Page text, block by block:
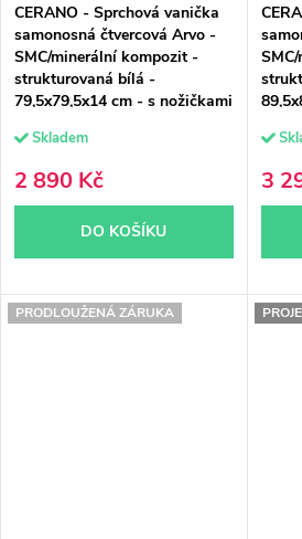
CERANO - Sprchová vanička
samonosná čtvercová Arvo -
SMC/minerální kompozit -
strukturovaná bílá -
79,5x79,5x14 cm - s nožičkami
Skladem
2 890 Kč
DO KOŠÍKU
3
PRODLOUŽENÁ ZÁRUKA